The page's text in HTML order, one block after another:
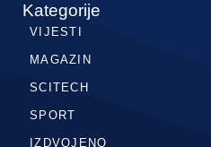
Kategorije
VIJESTI
MAGAZIN
SCITECH
SPORT
IZDVOJENO